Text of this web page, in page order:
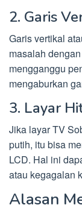
2. Garis
Garis vertikal
masalah
mengganggu
mengaburkan
3. Layar
Jika layar TV
putih, itu bisa
LCD. Hal ini
atau kegagalan
Alasan